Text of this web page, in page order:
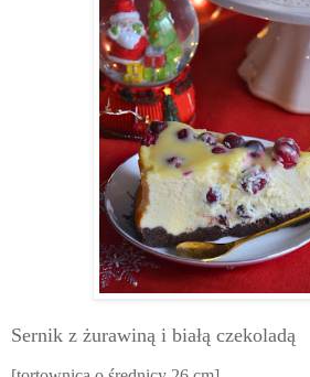
Sernik z żurawiną i białą czekoladą